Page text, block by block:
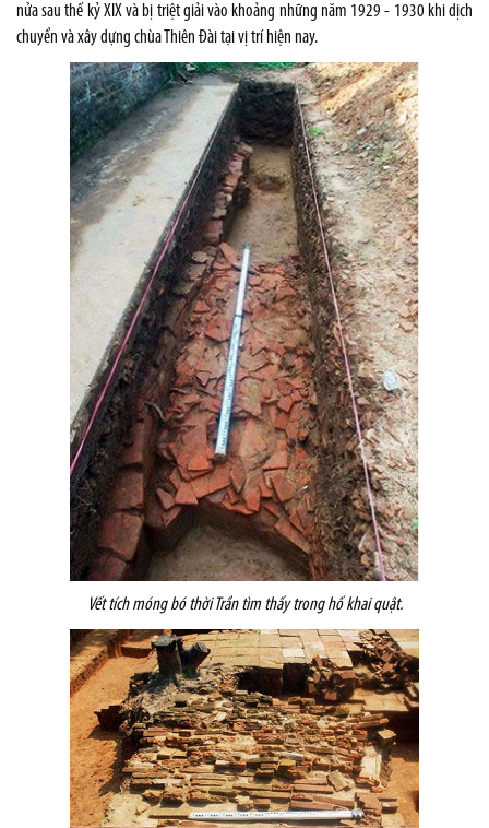
nửa sau thế kỷ XIX và bị triệt giải vào khoảng những năm 1929 - 1930 khi dịch
chuyển và xây dựng chùa Thiên Đài tại vị trí hiện nay.
Vết tích móng bó thời Trần tìm thấy trong hố khai quật.